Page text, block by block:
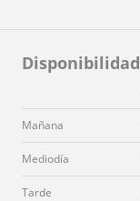
Disponibilidad
Mañana
Mediodía
Tarde